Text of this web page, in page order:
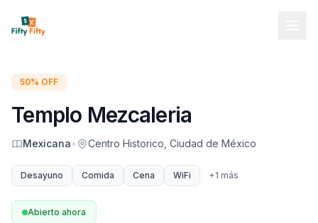
50% OFF
Templo Mezcaleria
Mexicana• Centro Historico, Ciudad de México
Desayuno Comida Cena WiFi +1 más
Abierto ahora